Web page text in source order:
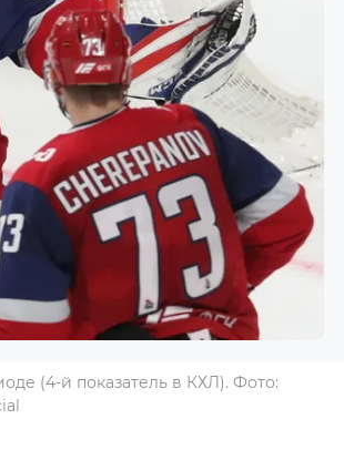
(4-й показатель в КХЛ). Фото: